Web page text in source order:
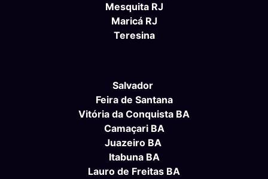
Mesquita RJ
Maricá RJ
Teresina
Salvador
Feira de Santana
Vitória da Conquista BA
Camaçari BA
Juazeiro BA
Itabuna BA
Lauro de Freitas BA